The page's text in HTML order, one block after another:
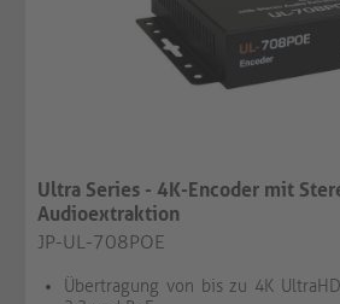
Ultra Series - 4K-Encoder mit
Audioextraktion
JP-UL-708POE
Übertragung von bis zu 4K